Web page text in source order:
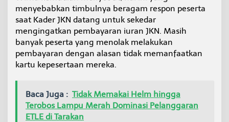
menyebabkan timbulnya beragam respon peserta
saat Kader JKN datang untuk sekedar
mengingatkan pembayaran iuran JKN. Masih
banyak peserta yang menolak melakukan
pembayaran dengan alasan tidak memanfaatkan
kartu kepesertaan mereka.
Baca Juga : Tidak Memakai Helm hingga
Terobos Lampu Merah Dominasi Pelanggaran
ETLE di Tarakan